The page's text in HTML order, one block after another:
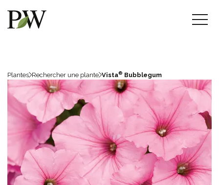
Plantes Rechercher une plante Vista® Bubblegum